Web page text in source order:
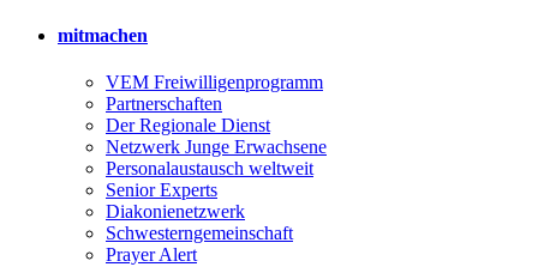
mitmachen
VEM Freiwilligenprogramm
Partnerschaften
Der Regionale Dienst
Netzwerk Junge Erwachsene
Personalaustausch weltweit
Senior Experts
Diakonienetzwerk
Schwesterngemeinschaft
Prayer Alert